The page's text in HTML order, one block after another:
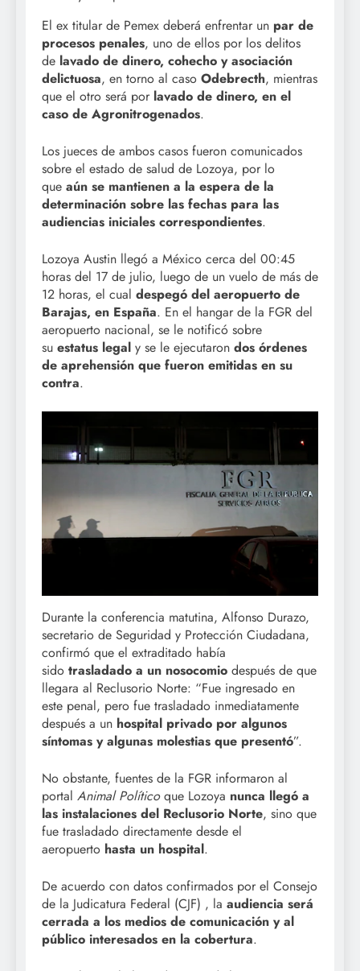
El ex titular de Pemex deberá enfrentar un par de
procesos penales, uno de ellos por los delitos
de lavado de dinero, cohecho y asociación
delictuosa, en torno al caso Odebrecth, mientras
que el otro será por lavado de dinero, en el
caso de Agronitrogenados.
Los jueces de ambos casos fueron comunicados
sobre el estado de salud de Lozoya, por lo
que aún se mantienen a la espera de la
determinación sobre las fechas para las
audiencias iniciales correspondientes.
Lozoya Austin llegó a México cerca del 00:45
horas del 17 de julio, luego de un vuelo de más de
12 horas, el cual despegó del aeropuerto de
Barajas, en España. En el hangar de la FGR del
aeropuerto nacional, se le notificó sobre
su estatus legal y se le ejecutaron dos órdenes
de aprehensión que fueron emitidas en su
contra.
Durante la conferencia matutina, Alfonso Durazo,
secretario de Seguridad y Protección Ciudadana,
confirmó que el extraditado había
sido trasladado a un nosocomio después de que
llegara al Reclusorio Norte: “Fue ingresado en
este penal, pero fue trasladado inmediatamente
después a un hospital privado por algunos
síntomas y algunas molestias que presentó”.
No obstante, fuentes de la FGR informaron al
portal Animal Políticoque Lozoya nunca llegó a
las instalaciones del Reclusorio Norte, sino que
fue trasladado directamente desde el
aeropuerto hasta un hospital.
De acuerdo con datos confirmados por el Consejo
de la Judicatura Federal (CJF) , la audiencia será
cerrada a los medios de comunicación y al
público interesados en la cobertura.